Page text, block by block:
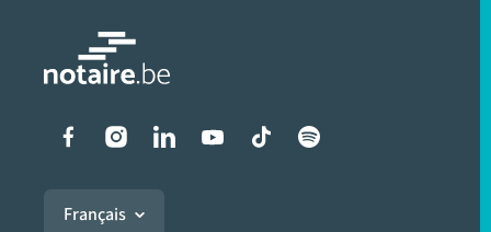
Liens vers les réseaux
Français